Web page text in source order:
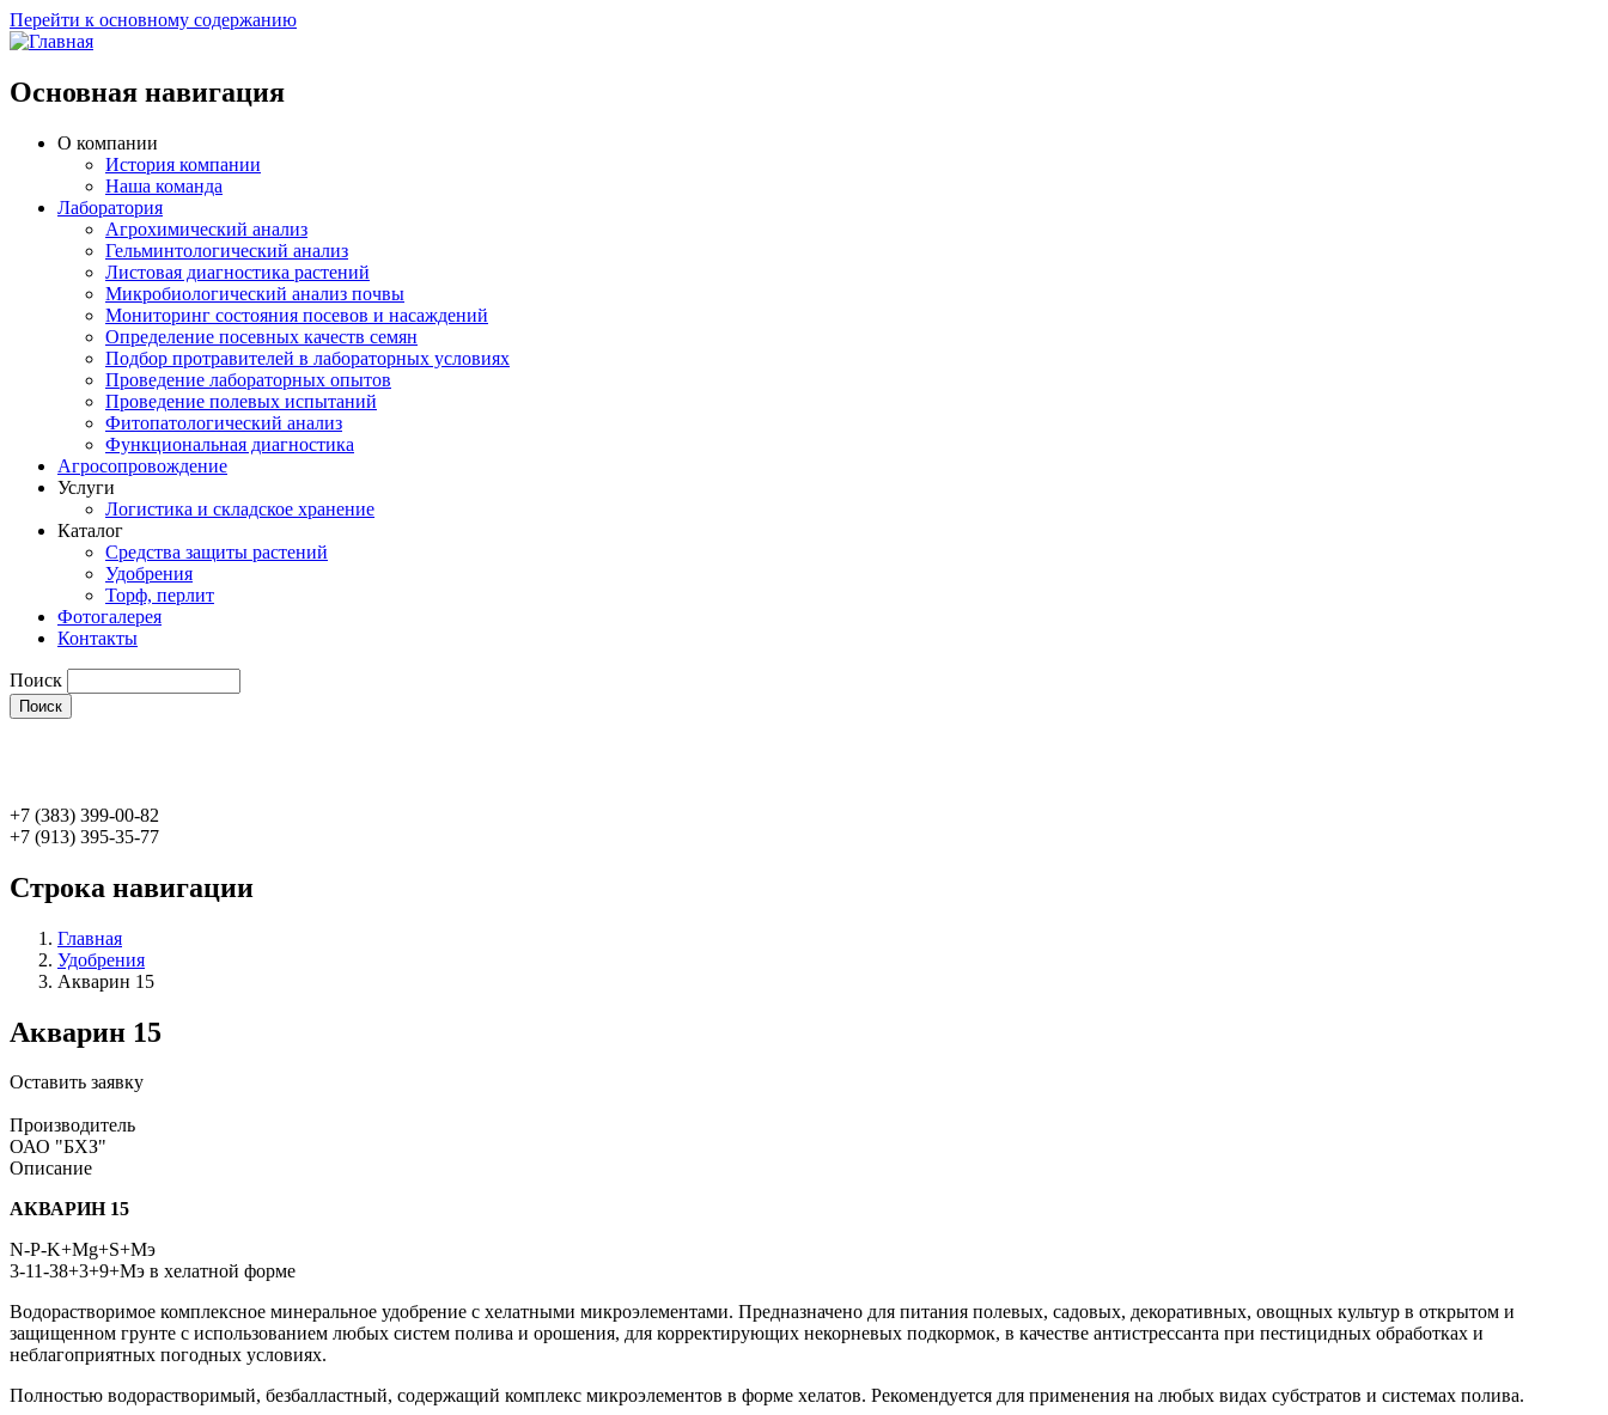
Перейти к основному содержанию
Основная навигация
О компании
История компании
Наша команда
Лаборатория
Агрохимический анализ
Гельминтологический анализ
Листовая диагностика растений
Микробиологический анализ почвы
Мониторинг состояния посевов и насаждений
Определение посевных качеств семян
Подбор протравителей в лабораторных условиях
Проведение лабораторных опытов
Проведение полевых испытаний
Фитопатологический анализ
Функциональная диагностика
Агросопровождение
Услуги
Логистика и складское хранение
Каталог
Средства защиты растений
Удобрения
Торф, перлит
Фотогалерея
Контакты
Поиск
+7 (383) 399-00-82
+7 (913) 395-35-77
Строка навигации
Главная
Удобрения
Акварин 15
Акварин 15
Оставить заявку
Производитель
ОАО "БХЗ"
Описание
АКВАРИН 15
N-P-K+Mg+S+Мэ
3-11-38+3+9+Мэ в хелатной форме
Водорастворимое комплексное минеральное удобрение с хелатными микроэлементами. Предназначено для питания полевых, садовых, декоративных, овощных культур в открытом и
защищенном грунте с использованием любых систем полива и орошения, для корректирующих некорневых подкормок, в качестве антистрессанта при пестицидных обработках и
неблагоприятных погодных условиях.
Полностью водорастворимый, безбалластный, содержащий комплекс микроэлементов в форме хелатов. Рекомендуется для применения на любых видах субстратов и системах полива.